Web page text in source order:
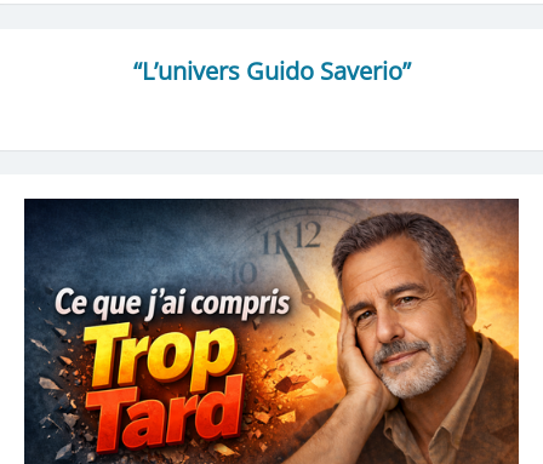
“L’univers Guido Saverio”